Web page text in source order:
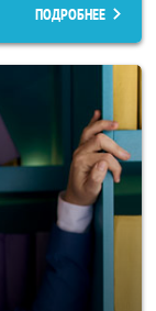
ПОДРОБНЕЕ